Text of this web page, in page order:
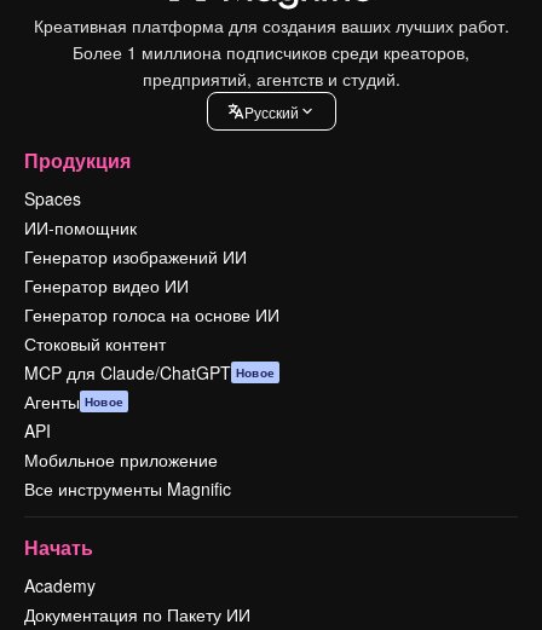
Креативная платформа для создания ваших лучших работ.
Более 1 миллиона подписчиков среди креаторов,
предприятий, агентств и студий.
Pусский
Продукция
Spaces
ИИ-помощник
Генератор изображений ИИ
Генератор видео ИИ
Генератор голоса на основе ИИ
Стоковый контент
MCP для Claude/ChatGPT Новое
Агенты Новое
API
Мобильное приложение
Все инструменты Magnific
Начать
Academy
Документация по Пакету ИИ